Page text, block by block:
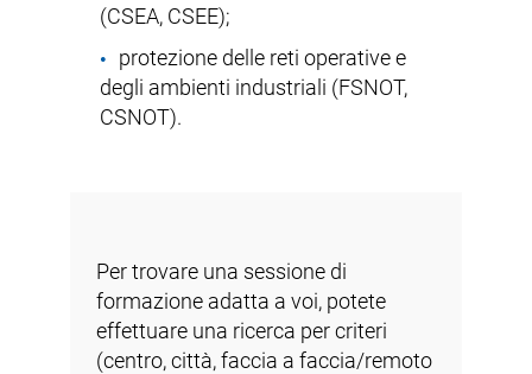
(CSEA, CSEE);
protezione delle reti operative e
degli ambienti industriali (FSNOT,
CSNOT).
Per trovare una sessione di
formazione adatta a voi, potete
effettuare una ricerca per criteri
(centro, città, faccia a faccia/remoto